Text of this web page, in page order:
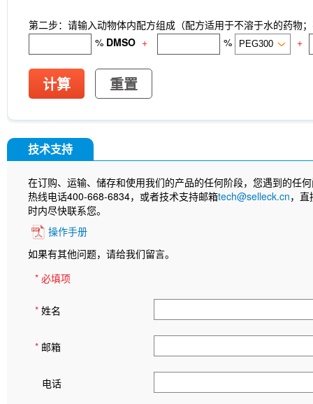
第二步：请输入动物体内配方组成（配方适用于不溶于水的药物
% DMSO + % +
计算 重置
技术支持
在订购、运输、储存和使用我们的产品的任何阶段，您遇到的任
热线电话400-668-6834，或者技术支持邮箱tech@selleck.cn，
时内尽快联系您。
操作手册
如果有其他问题，请给我们留言。
* 必填项
* 姓名
* 邮箱
电话